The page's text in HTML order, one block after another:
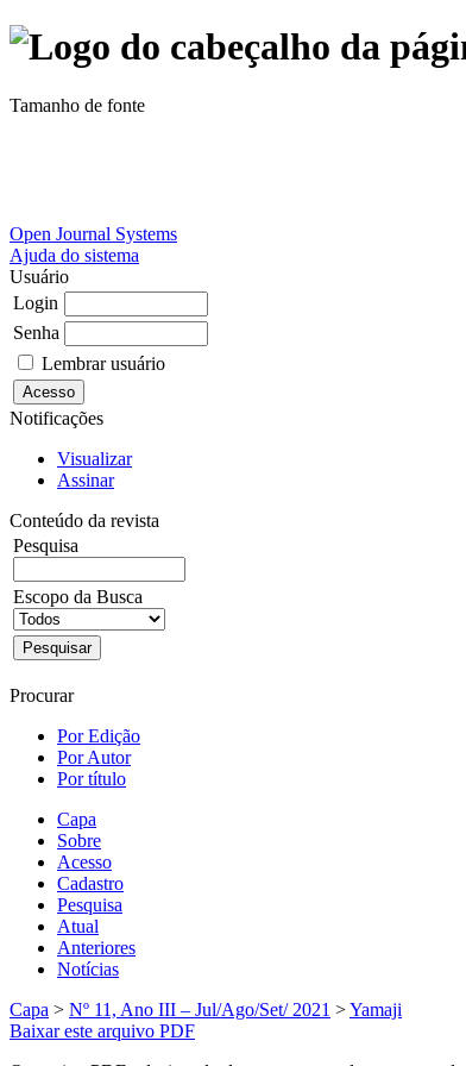
Tamanho de fonte
Open Journal Systems
Ajuda do sistema
Usuário
Login
Senha
Lembrar usuário
Notificações
Visualizar
Assinar
Conteúdo da revista
Pesquisa
Escopo da Busca
Procurar
Por Edição
Por Autor
Por título
Capa
Sobre
Acesso
Cadastro
Pesquisa
Atual
Anteriores
Notícias
Capa > Nº 11, Ano III – Jul/Ago/Set/ 2021 >Yamaji
Baixar este arquivo PDF